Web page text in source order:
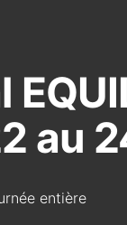
au
entière